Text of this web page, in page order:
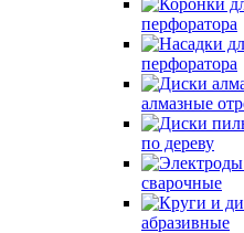
перфоратора
перфоратора
алмазные
по дереву
сварочные
абразивные